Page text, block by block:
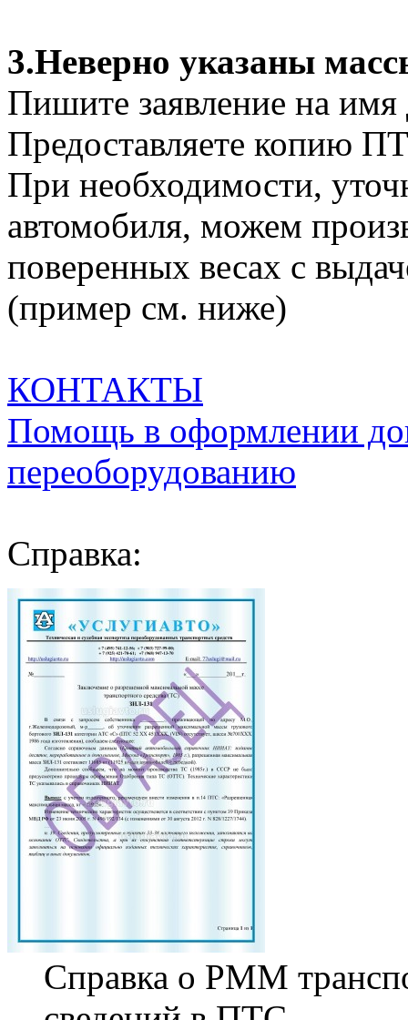
3.Неверно указаны
Пишите заявление на
Предоставляете копию
При необходимости,
автомобиля, можем
поверенных весах с
(пример см. ниже)
КОНТАКТЫ
Помощь в оформлении
переоборудованию
Справка:
Справка о РММ